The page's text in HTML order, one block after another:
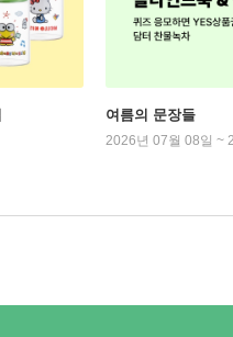
여름의 문장들
2026년 07월 08일 ~